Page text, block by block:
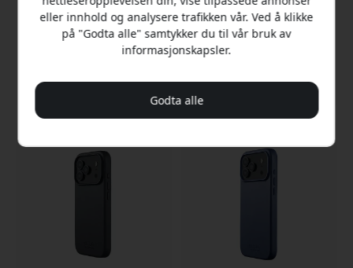
magnetisk feste
Forhøyet kant beskytter
lading
Skjermbeskyttelse med
hevet ramme
eller innhold og analysere trafikken vår. Ved å klikke
på "Godta alle" samtykker du til vår bruk av
informasjonskapsler.
Godta alle